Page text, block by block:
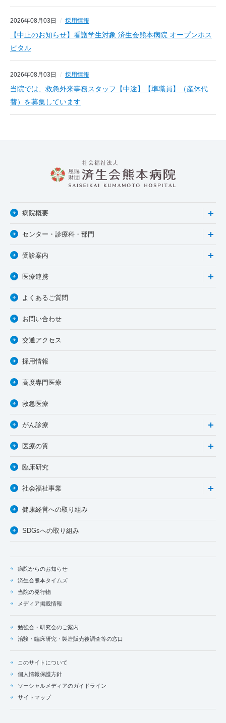
2026年08月03日 採用情報
【中止のお知らせ】看護学生対象 済生会熊本病院 オープンホス
ピタル
2026年08月03日 採用情報
当院では、救急外来事務スタッフ【中途】【準職員】（産休代
替）を募集しています
病院からのお知らせ
済生会熊本タイムズ
当院の発行物
メディア掲載情報
勉強会・研究会のご案内
治験・臨床研究・製造販売後調査等の窓口
このサイトについて
個人情報保護方針
ソーシャルメディアのガイドライン
サイトマップ
病院概要
センター・診療科・部門
受診案内
医療連携
よくあるご質問
お問い合わせ
交通アクセス
採用情報
高度専門医療
救急医療
がん診療
医療の質
臨床研究
社会福祉事業
健康経営への取り組み
SDGsへの取り組み